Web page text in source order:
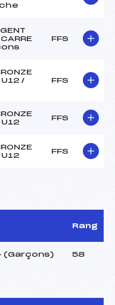
FFS
U12 /
FFS
U12
FFS
U12
FFS
Rang
(Garçons) 58